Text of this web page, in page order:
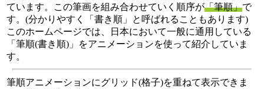
ています。この筆画を組み合わせていく順序が「筆順」で
す。(分かりやすく「書き順」と呼ばれることもあります)
このホームページでは、日本において一般に通用している
「筆順(書き順)」をアニメーションを使って紹介していま
す。
筆順アニメーションにグリッド(格子)を重ねて表示できま